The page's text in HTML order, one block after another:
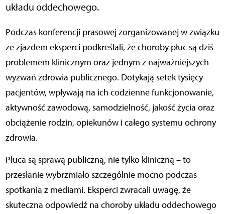
układu oddechowego.
Podczas konferencji prasowej zorganizowanej w związku
ze zjazdem eksperci podkreślali, że choroby płuc są dziś
problemem klinicznym oraz jednym z najważniejszych
wyzwań zdrowia publicznego. Dotykają setek tysięcy
pacjentów, wpływają na ich codzienne funkcjonowanie,
aktywność zawodową, samodzielność, jakość życia oraz
obciążenie rodzin, opiekunów i całego systemu ochrony
zdrowia.
Płuca są sprawą publiczną, nie tylko kliniczną – to
przesłanie wybrzmiało szczególnie mocno podczas
spotkania z mediami. Eksperci zwracali uwagę, że
skuteczna odpowiedź na choroby układu oddechowego